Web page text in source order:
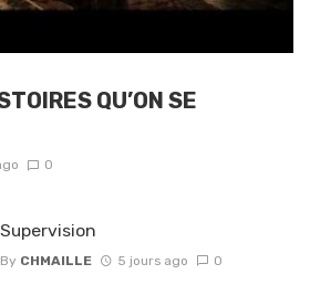
QU’ON SE
0
Supervision
By CHMAILLE 5 jours ago 0